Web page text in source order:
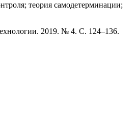
теория самодетерминации;
2019. № 4. С. 124–136.